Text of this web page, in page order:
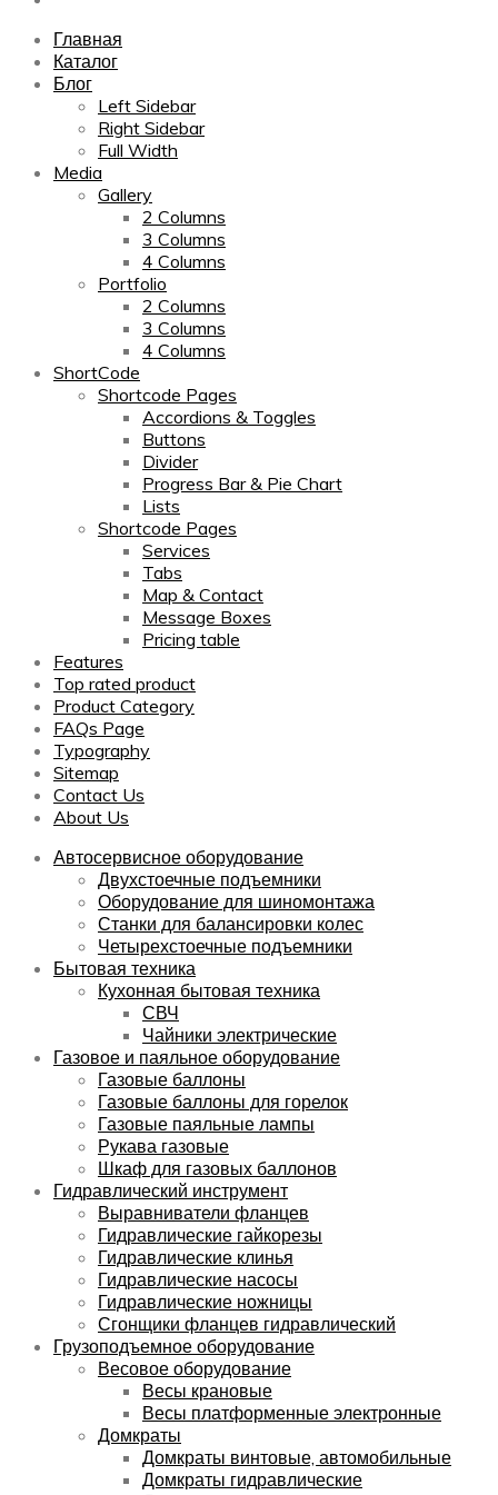
Главная
Каталог
Блог
Left Sidebar
Right Sidebar
Full Width
Media
Gallery
2 Columns
3 Columns
4 Columns
Portfolio
2 Columns
3 Columns
4 Columns
ShortCode
Shortcode Pages
Accordions & Toggles
Buttons
Divider
Progress Bar & Pie Chart
Lists
Shortcode Pages
Services
Tabs
Map & Contact
Message Boxes
Pricing table
Features
Top rated product
Product Category
FAQs Page
Typography
Sitemap
Contact Us
About Us
Автосервисное оборудование
Двухстоечные подъемники
Оборудование для шиномонтажа
Станки для балансировки колес
Четырехстоечные подъемники
Бытовая техника
Кухонная бытовая техника
СВЧ
Чайники электрические
Газовое и паяльное оборудование
Газовые баллоны
Газовые баллоны для горелок
Газовые паяльные лампы
Рукава газовые
Шкаф для газовых баллонов
Гидравлический инструмент
Выравниватели фланцев
Гидравлические гайкорезы
Гидравлические клинья
Гидравлические насосы
Гидравлические ножницы
Сгонщики фланцев гидравлический
Грузоподъемное оборудование
Весовое оборудование
Весы крановые
Весы платформенные электронные
Домкраты
Домкраты винтовые, автомобильные
Домкраты гидравлические